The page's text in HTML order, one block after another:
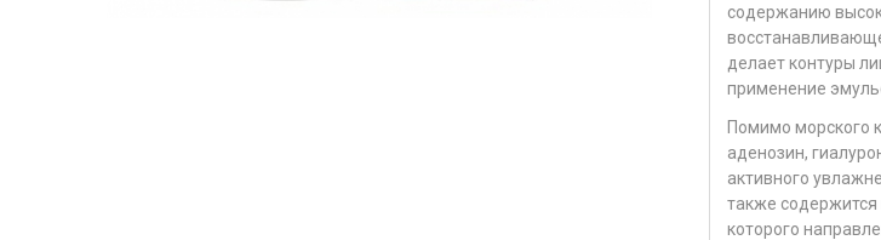
содержанию
делает контуры
применение
Помимо морского
аденозин,
активного
также содержится
которого